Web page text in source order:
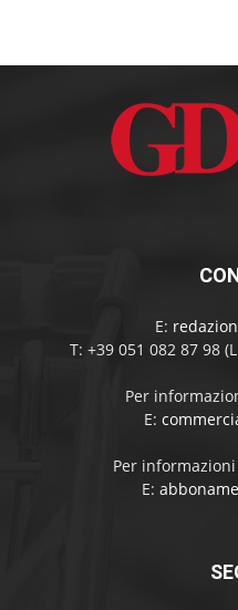
E:
T: +39 051 082 87 98
Per
E:
Per
E: